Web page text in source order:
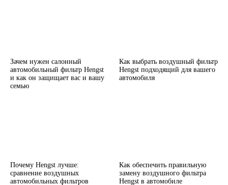
Зачем нужен салонный
автомобильный фильтр Hengst
и как он защищает вас и вашу
семью
Как выбрать воздушный фильтр
Hengst подходящий для вашего
автомобиля
Почему Hengst лучше:
сравнение воздушных
автомобильных фильтров
Как обеспечить правильную
замену воздушного фильтра
Hengst в автомобиле